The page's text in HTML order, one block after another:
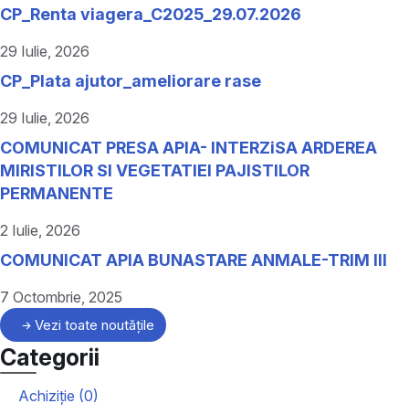
CP_Renta viagera_C2025_29.07.2026
29 Iulie, 2026
CP_Plata ajutor_ameliorare rase
29 Iulie, 2026
COMUNICAT PRESA APIA- INTERZiSA ARDEREA
MIRISTILOR SI VEGETATIEI PAJISTILOR
PERMANENTE
2 Iulie, 2026
COMUNICAT APIA BUNASTARE ANMALE-TRIM III
7 Octombrie, 2025
Vezi toate noutățile
Categorii
Achiziție (0)